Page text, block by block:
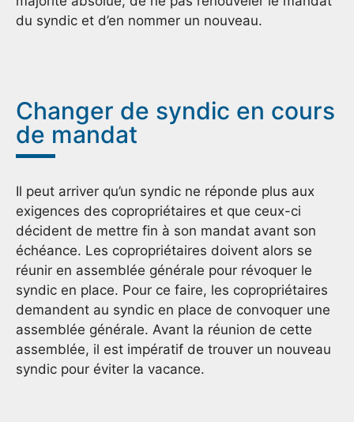
du syndic et d’en nommer un nouveau.
Changer de syndic en cours
de mandat
Il peut arriver qu’un syndic ne réponde plus aux
exigences des copropriétaires et que ceux-ci
décident de mettre fin à son mandat avant son
échéance. Les copropriétaires doivent alors se
réunir en assemblée générale pour révoquer le
syndic en place. Pour ce faire, les copropriétaires
demandent au syndic en place de convoquer une
assemblée générale. Avant la réunion de cette
assemblée, il est impératif de trouver un nouveau
syndic pour éviter la vacance.